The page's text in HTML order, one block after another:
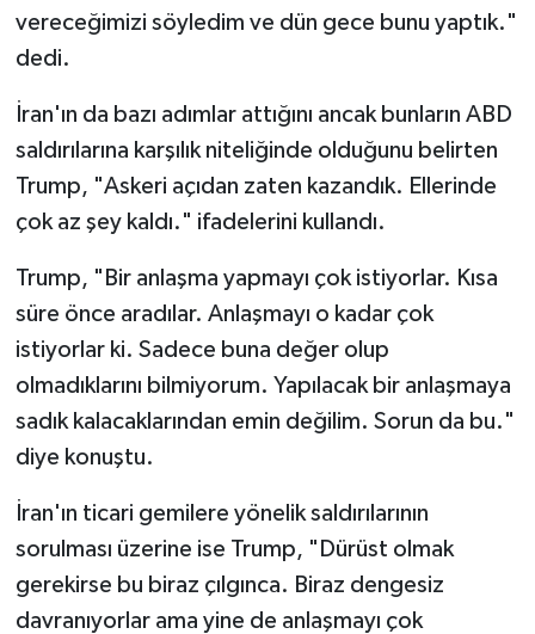
vereceğimizi söyledim ve dün gece bunu yaptık."
dedi.
İran'ın da bazı adımlar attığını ancak bunların ABD
saldırılarına karşılık niteliğinde olduğunu belirten
Trump, "Askeri açıdan zaten kazandık. Ellerinde
çok az şey kaldı." ifadelerini kullandı.
Trump, "Bir anlaşma yapmayı çok istiyorlar. Kısa
süre önce aradılar. Anlaşmayı o kadar çok
istiyorlar ki. Sadece buna değer olup
olmadıklarını bilmiyorum. Yapılacak bir anlaşmaya
sadık kalacaklarından emin değilim. Sorun da bu."
diye konuştu.
İran'ın ticari gemilere yönelik saldırılarının
sorulması üzerine ise Trump, "Dürüst olmak
gerekirse bu biraz çılgınca. Biraz dengesiz
davranıyorlar ama yine de anlaşmayı çok